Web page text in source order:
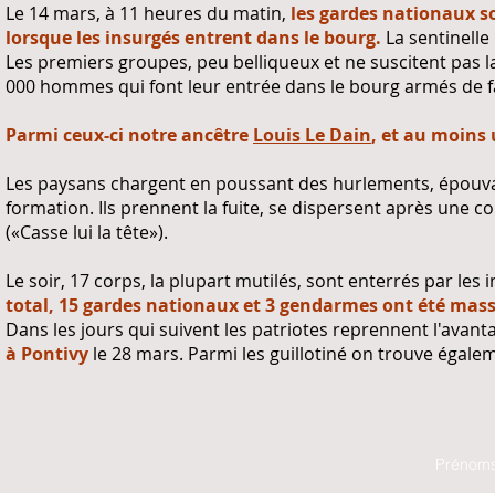
Le 14 mars, à 11 heures du matin, les gardes nationaux
lorsque les insurgés entrent dans le bourg. La
Les premiers groupes, peu belliqueux et ne suscitent pas
000 hommes qui font leur entrée dans le bourg armés de
Parmi ceux-ci notre ancêtre Louis Le Dain, et au moins
Les paysans chargent en poussant des hurlements,
formation. Ils prennent la fuite, se dispersent après une
(«Casse lui la tête»).
Le soir, 17 corps, la plupart mutilés, sont enterrés par
total, 15 gardes nationaux et 3 gendarmes ont été
Dans les jours qui suivent les patriotes reprennent
à Pontivy le 28 mars. Parmi les guillotiné on trouve